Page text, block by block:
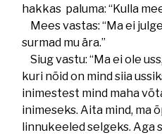
hakkas paluma: “Kulla
Mees vastas: “Ma ei
surmad mu ära.”
Siug vastu: “Ma ei ole
kuri nõid on mind siia
inimestest mind maha
inimeseks. Aita mind, ma
linnukeeled selgeks. Aga